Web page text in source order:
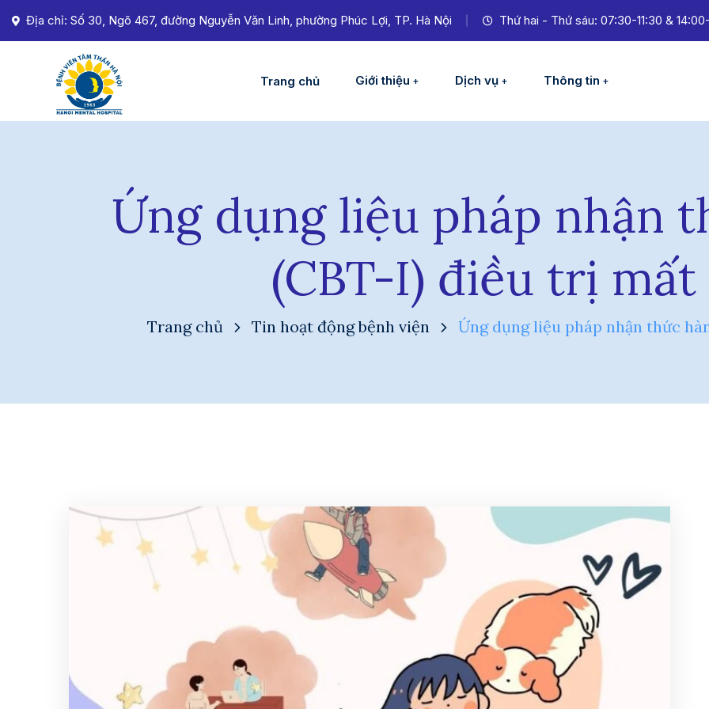
Địa chỉ: Số 30, Ngõ 467, đường Nguyễn Văn Linh, phường Phúc Lợi, TP. Hà Nội Thứ hai - Thứ sáu: 07:30-11:30 &
Trang chủ Giới thiệu Dịch vụ Thông tin
Ứng dụng liệu pháp nhận
(CBT-I) điều trị mất
Trang chủ Tin hoạt động bệnh viện Ứng dụng liệu pháp nhận thức